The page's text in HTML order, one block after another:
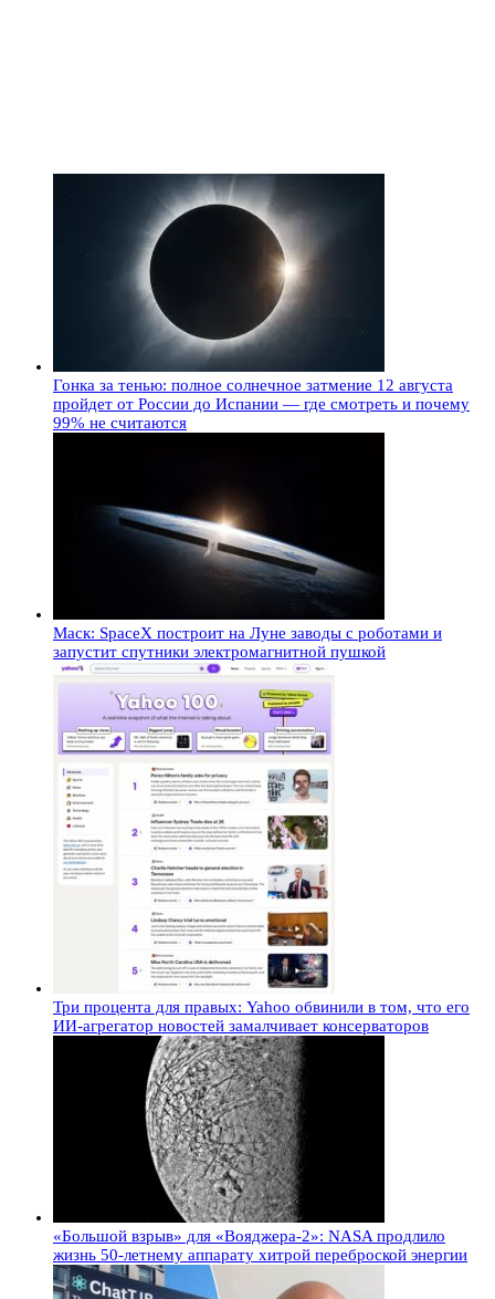
Гонка за тенью: полное солнечное затмение 12 августа
пройдет от России до Испании — где смотреть и почему
99% не считаются
Маск: SpaceX построит на Луне заводы с роботами и
запустит спутники электромагнитной пушкой
Три процента для правых: Yahoo обвинили в том, что его
ИИ-агрегатор новостей замалчивает консерваторов
«Большой взрыв» для «Вояджера-2»: NASA продлило
жизнь 50-летнему аппарату хитрой переброской энергии